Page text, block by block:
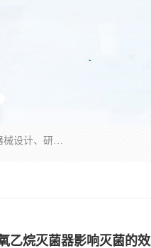
河南省三强医疗器械有限责任公司成立于2010年，位于滑县产业集聚区，是一家集医疗器械设计、研发、生产、销售、服务为一体的现代化高新技术企业。企业园区占地11.8万余平方米，设计建筑面积约13万平方米，总投资约5亿元，主要产品涵盖了清洗灭菌设备、消毒供应室整体配套方案、净化装修、洗消追溯系统、婴儿洗浴系统、物流仓储系统等6大板块。
乙烷灭菌器影响灭菌的